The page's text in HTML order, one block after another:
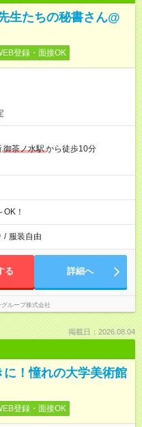
生たちの秘書さん@
登録・面接OK
御茶ノ水駅から徒歩10分
！
/ 服装自由
る 詳細へ
グループ株式会社
掲載日：2026.08.04
！憧れの大学美術館
登録・面接OK